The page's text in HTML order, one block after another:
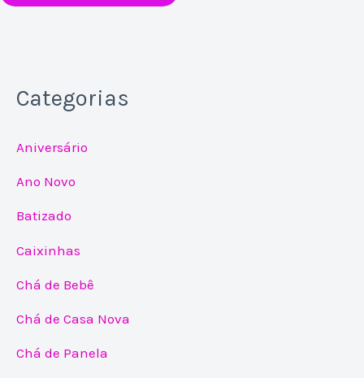
Categorias
Aniversário
Ano Novo
Batizado
Caixinhas
Chá de Bebê
Chá de Casa Nova
Chá de Panela